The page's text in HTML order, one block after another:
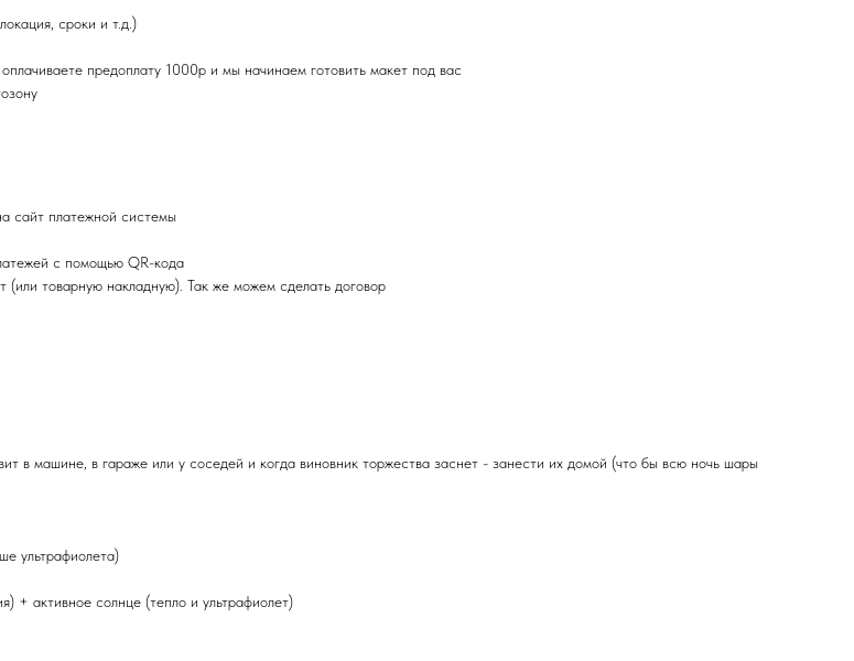
сроки и т.д.)
предоплату 1000р и мы начинаем готовить макет под вас
сайт платежной системы
с помощью QR-кода
товарную накладную). Так же можем сделать договор
в машине, в гараже или у соседей и когда виновник торжества заснет - занести их домой (что бы всю ночь шары
ультрафиолета)
+ активное солнце (тепло и ультрафиолет)